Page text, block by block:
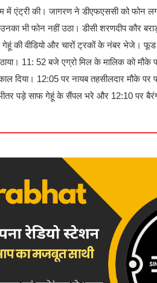
में एंट्री की। जागरण ने डीएफएससी को फोन
भी फोन नहीं उठा। डीसी शरणदीप कौर
गेहूं की वीडियो और चारों ट्रकों के नंबर भेजे।
11: 52 बजे एग्रो मिल के मालिक को मौके
दिया। 12:05 पर नायब तहसीलदार मौके पर
भीतर पड़े साफ गेहूं के सैंपल भरे और 12:10 पर